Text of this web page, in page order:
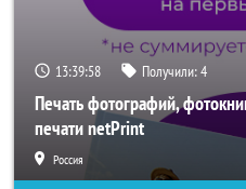
13:39:56 Получили:4
Печать фотографий,
печати netPrint
Россия